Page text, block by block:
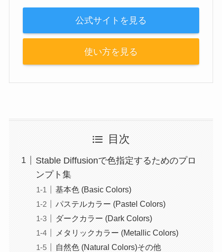
公式サイトを見る
使い方を見る
目次
Stable Diffusionで色指定するためのプロ
ンプト集
基本色 (Basic Colors)
パステルカラー (Pastel Colors)
ダークカラー (Dark Colors)
メタリックカラー (Metallic Colors)
自然色 (Natural Colors)その他